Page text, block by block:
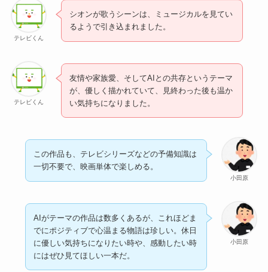
テレビくん
シオンが歌うシーンは、ミュージカルを見てい
るようで引き込まれました。
テレビくん
友情や家族愛、そしてAIとの共存というテーマ
が、優しく描かれていて、見終わった後も温か
い気持ちになりました。
小田原
この作品も、テレビシリーズなどの予備知識は
一切不要で、映画単体で楽しめる。
小田原
AIがテーマの作品は数多くあるが、これほどま
でにポジティブで心温まる物語は珍しい。休日
に優しい気持ちになりたい時や、感動したい時
にはぜひ見てほしい一本だ。